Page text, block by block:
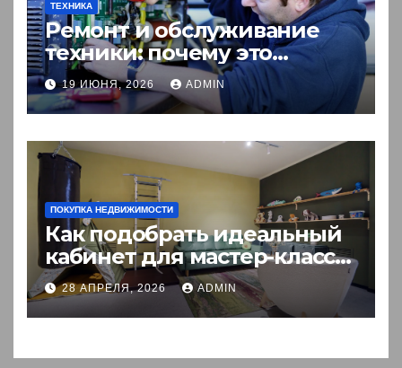
ТЕХНИКА
Ремонт и обслуживание
техники: почему это
выгоднее покупки новой?
19 ИЮНЯ, 2026 ADMIN
ПОКУПКА НЕДВИЖИМОСТИ
Как подобрать идеальный
кабинет для мастер-класса:
пошаговый гид
28 АПРЕЛЯ, 2026 ADMIN